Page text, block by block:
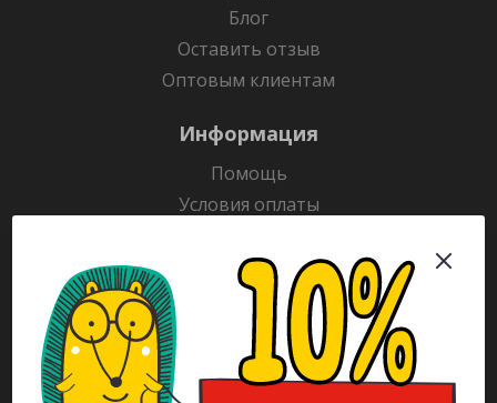
Блог
Оставить отзыв
Оптовым клиентам
Информация
Помощь
Условия оплаты
Гарантия на товар
Раскраски
Рекламодателям
Каталог